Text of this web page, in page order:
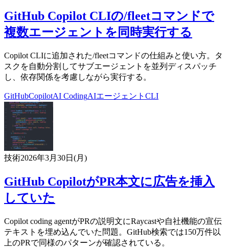
GitHub Copilot CLIの/fleetコマンドで
複数エージェントを同時実行する
Copilot CLIに追加された/fleetコマンドの仕組みと使い方。タ
スクを自動分割してサブエージェントを並列ディスパッチ
し、依存関係を考慮しながら実行する。
GitHubCopilotAI CodingAIエージェント CLI
技術2026年3月30日(月)
GitHub CopilotがPR本文に広告を挿入
していた
Copilot coding agentがPRの説明文にRaycastや自社機能の宣伝
テキストを埋め込んでいた問題。GitHub検索では150万件以
上のPRで同様のパターンが確認されている。